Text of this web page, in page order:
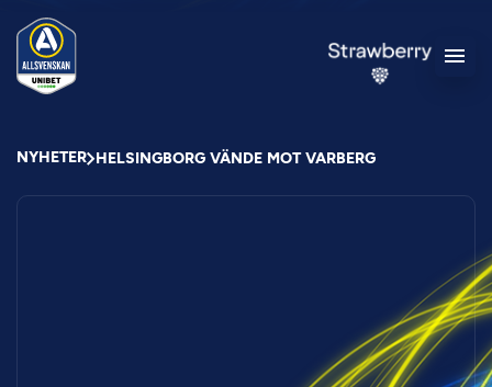
NYHETER HELSINGBORG VÄNDE MOT VARBERG